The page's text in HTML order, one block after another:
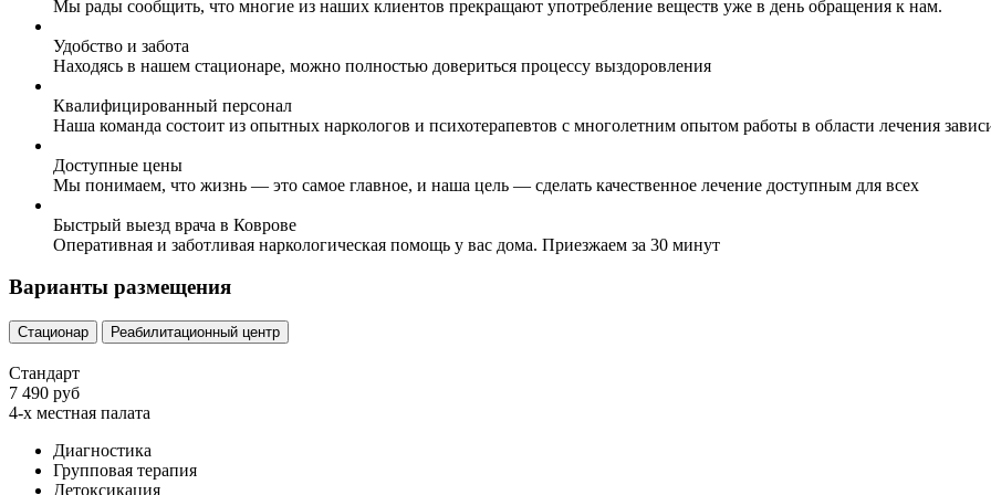
Мы рады сообщить, что многие из наших клиентов прекращают употребление веществ уже в день обращения к нам.
Удобство и забота
Находясь в нашем стационаре, можно полностью довериться процессу выздоровления
Квалифицированный персонал
Наша команда состоит из опытных наркологов и психотерапевтов с многолетним опытом работы в области лечения
Доступные цены
Мы понимаем, что жизнь — это самое главное, и наша цель — сделать качественное лечение доступным для всех
Быстрый выезд врача в Коврове
Оперативная и заботливая наркологическая помощь у вас дома. Приезжаем за 30 минут
Варианты размещения
Стационар Реабилитационный центр
Стандарт
7 490 руб
4-х местная палата
Диагностика
Групповая терапия
Детоксикация